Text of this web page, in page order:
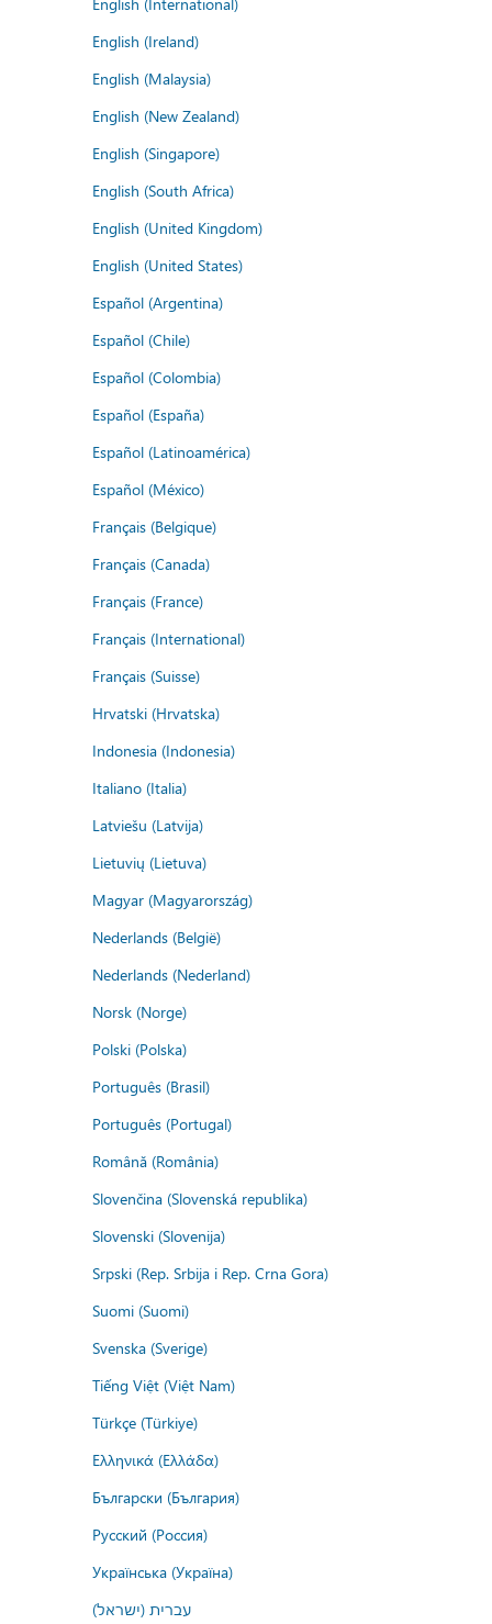
English (Ireland)
English (Malaysia)
English (New Zealand)
English (Singapore)
English (South Africa)
English (United Kingdom)
English (United States)
Español (Argentina)
Español (Chile)
Español (Colombia)
Español (España)
Español (Latinoamérica)
Español (México)
Français (Belgique)
Français (Canada)
Français (France)
Français (International)
Français (Suisse)
Hrvatski (Hrvatska)
Indonesia (Indonesia)
Italiano (Italia)
Latviešu (Latvija)
Lietuvių (Lietuva)
Magyar (Magyarország)
Nederlands (België)
Nederlands (Nederland)
Norsk (Norge)
Polski (Polska)
Português (Brasil)
Português (Portugal)
Română (România)
Slovenčina (Slovenská republika)
Slovenski (Slovenija)
Srpski (Rep. Srbija i Rep. Crna Gora)
Suomi (Suomi)
Svenska (Sverige)
Tiếng Việt (Việt Nam)
Türkçe (Türkiye)
Ελληνικά (Ελλάδα)
Български (България)
Русский (Россия)
Українська (Україна)
עברית (ישראל)